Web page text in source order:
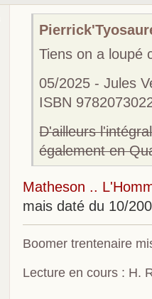
Tiens on a loupé
05/2025 - Jules
ISBN
D'ailleurs
également en
Matheson ..
mais daté du 10/
Boomer trentenaire
Lecture en cours : H.